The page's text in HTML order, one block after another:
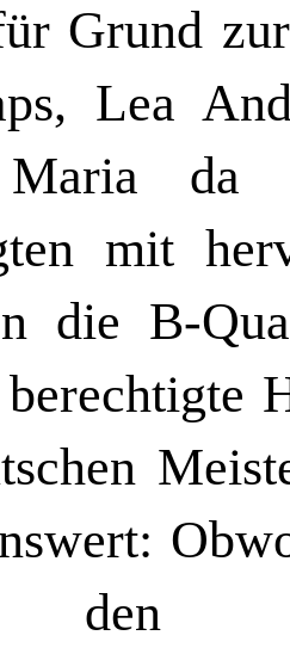
Grund
Lea
Maria da
mit
die B-